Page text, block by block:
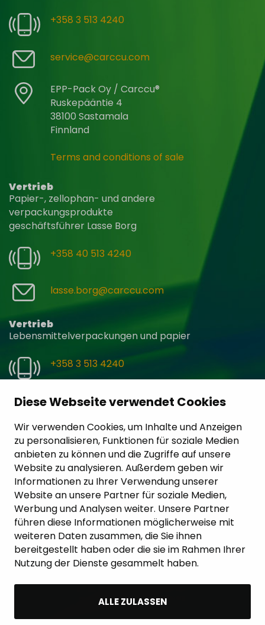
Diese Webseite verwendet Cookies
Wir verwenden Cookies, um Inhalte und Anzeigen
zu personalisieren, Funktionen für soziale Medien
anbieten zu können und die Zugriffe auf unsere
Website zu analysieren. Außerdem geben wir
Informationen zu Ihrer Verwendung unserer
Website an unsere Partner für soziale Medien,
Werbung und Analysen weiter. Unsere Partner
führen diese Informationen möglicherweise mit
weiteren Daten zusammen, die Sie ihnen
bereitgestellt haben oder die sie im Rahmen Ihrer
Nutzung der Dienste gesammelt haben.
ALLE ZULASSEN
+358 3 513 4240
service@carccu.com
EPP-Pack Oy / Carccu®
Ruskepääntie 4
38100 Sastamala
Finnland
Terms and conditions of sale
Vertrieb
Papier-, zellophan- und andere
verpackungsprodukte
geschäftsführer Lasse Borg
+358 40 513 4240
lasse.borg@carccu.com
Vertrieb
Lebensmittelverpackungen und papier
+358 3 513 4240
service@carccu.com
Kontakt